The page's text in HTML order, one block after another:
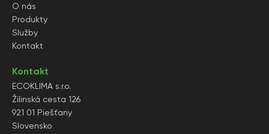
O nás
Produkty
Služby
Kontakt
Kontakt
ECOKLIMA s.r.o.
Žilinská cesta 126
921 01 Piešťany
Slovensko